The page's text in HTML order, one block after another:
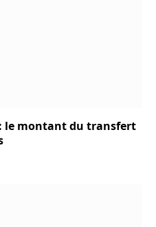
le montant du transfert